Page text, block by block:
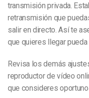
transmisión privada.
retransmisión que
salir en directo. Así te
que quieres llegar pueda
Revisa los demás
reproductor de vídeo
que consideres